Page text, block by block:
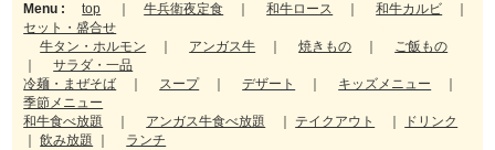
Menu :top ｜牛兵衛夜定食 ｜和牛ロース ｜和牛カルビ
セット・盛合せ
牛タン・ホルモン
アンガス牛 ｜焼きもの
ご飯もの
｜サラダ・一品
冷麺・まぜそば
スープ｜デザート キッズメニュー
季節メニュー
和牛食べ放題
アンガス牛食べ放題 テイクアウト
ドリンク
｜飲み放題
ランチ